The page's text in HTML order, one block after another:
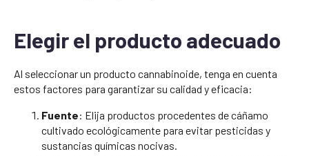
Elegir el producto adecuado
Al seleccionar un producto cannabinoide, tenga en cuenta
estos factores para garantizar su calidad y eficacia:
Fuente: Elija productos procedentes de cáñamo
cultivado ecológicamente para evitar pesticidas y
sustancias químicas nocivas.